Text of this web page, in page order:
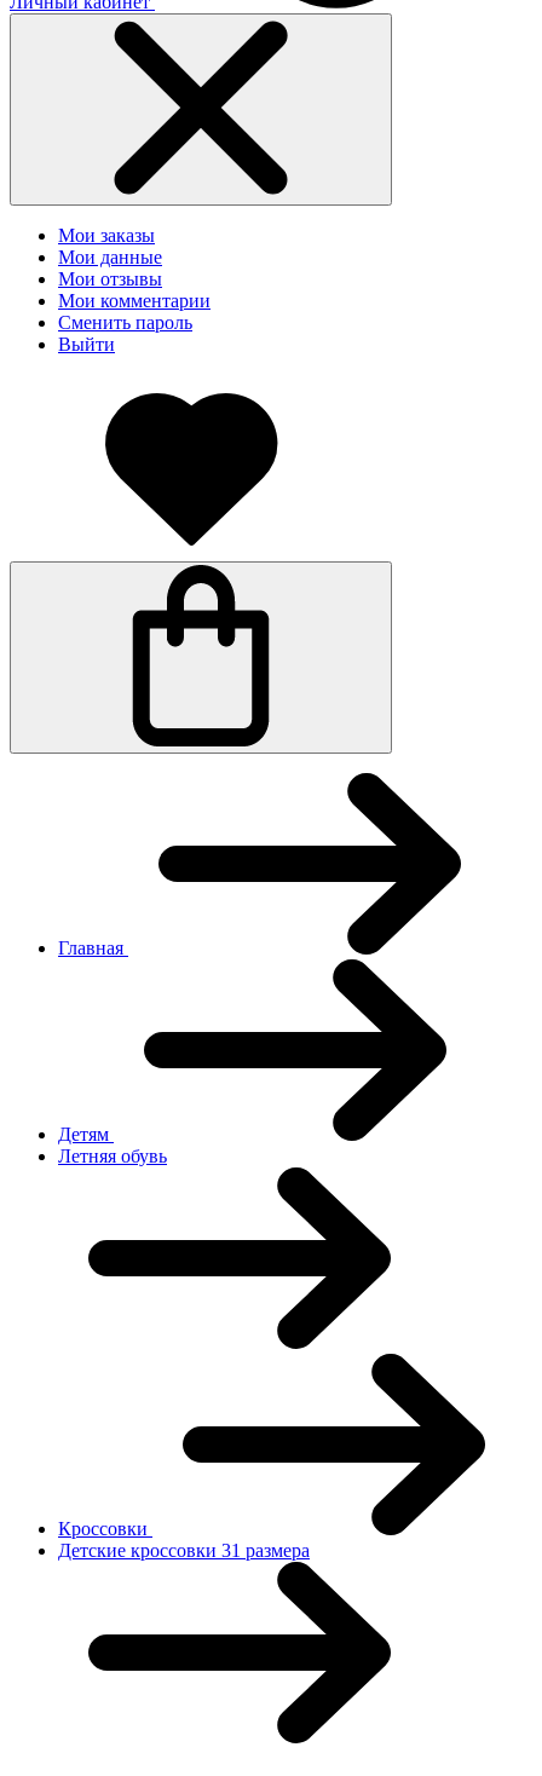
Мои заказы
Мои данные
Мои отзывы
Мои комментарии
Сменить пароль
Выйти
Главная
Детям
Летняя обувь
Кроссовки
Детские кроссовки 31 размера